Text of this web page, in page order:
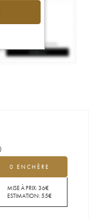
0 ENCHÈRE
MISE À PRIX:36€
ESTIMATION:55€